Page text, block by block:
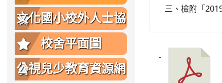
三、檢附「
文化國小校外人士協
助教學或活動要點
校舍平面圖
公視兒少教育資源網